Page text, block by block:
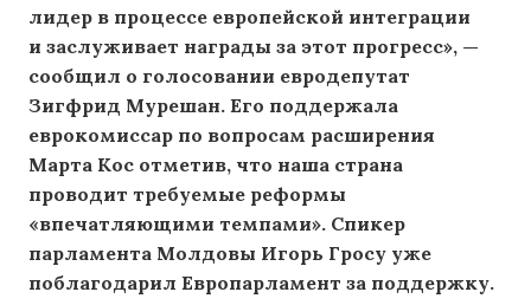
лидер в процессе европейской интеграции
и заслуживает награды за этот прогресс», —
сообщил о голосовании евродепутат
Зигфрид Мурешан. Его поддержала
еврокомиссар по вопросам расширения
Марта Кос отметив, что наша страна
проводит требуемые реформы
«впечатляющими темпами». Спикер
парламента Молдовы Игорь Гросу уже
поблагодарил Европарламент за поддержку.